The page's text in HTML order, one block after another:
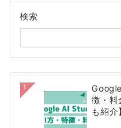
検索
1
徴・料
も紹介